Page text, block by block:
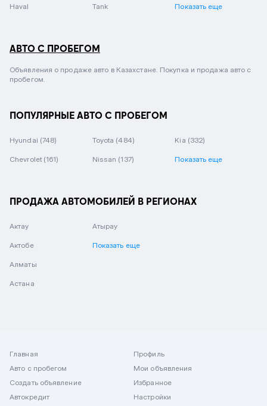
Haval Tank Показать еще
АВТО С ПРОБЕГОМ
Объявления о продаже авто в Казахстане. Покупка и продажа авто с
пробегом.
ПОПУЛЯРНЫЕ АВТО С ПРОБЕГОМ
Hyundai (748) Toyota (484) Kia (332)
Chevrolet (161) Nissan (137) Показать еще
ПРОДАЖА АВТОМОБИЛЕЙ В РЕГИОНАХ
Актау
Актобе
Алматы
Астана
Атырау
Показать еще
Главная
Авто с пробегом
Создать объявление
Автокредит
Профиль
Мои объявления
Избранное
Настройки